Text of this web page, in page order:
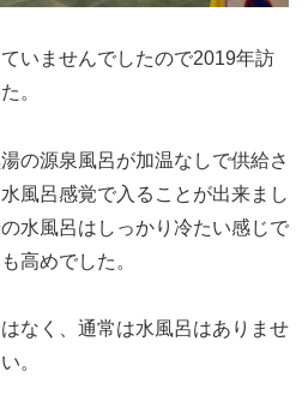
いませんでしたので2019年訪
。
の源泉風呂が加温なしで供給さ
風呂感覚で入ることが出来まし
水風呂はしっかり冷たい感じで
高めでした。
なく、通常は水風呂はありませ
。